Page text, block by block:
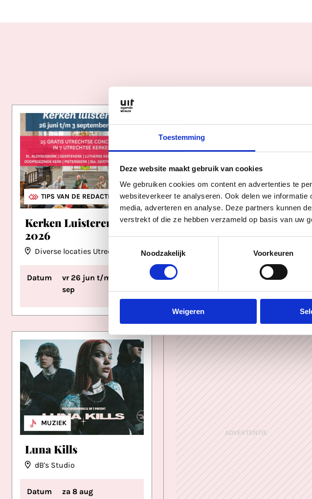
Toestemming
Deze website maakt gebruik van cookies
We gebruiken cookies om content en advertenties te
websiteverkeer te analyseren. Ook delen we
media, adverteren en analyse. Deze partners kunnen
verstrekt of die ze hebben verzameld op basis van uw
Noodzakelijk
Voorkeuren
Weigeren
MUZIEK
OVERIGE MUZIEK
TIPS VAN DE REDACTIE
Kerken Luisteren
2026
Diverse locaties Utrecht
Datum
vr 26 jun t/m do 3
sep
HIPHOP & RAP
MUZIEK
Ray Fuego
EKKO
Tijd
20:00
METAL
MUZIEK
Luna Kills
dB's Studio
Datum
za 8 aug
ADVERTENTIE